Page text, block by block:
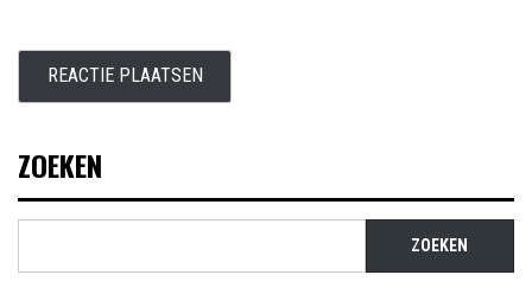
ZOEKEN
ZOEKEN